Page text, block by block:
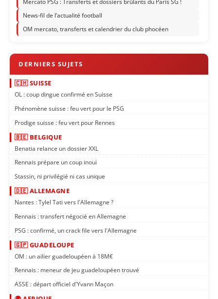
Mercato PSG : Transferts et dossiers brûlants du Paris SG !
News-fil de l’actualité football
OM mercato, transferts et calendrier du club phocéen
🇨🇭 SUISSE
OL : coup dingue confirmé en Suisse
Phénomène suisse : feu vert pour le PSG
Prodige suisse : feu vert pour Rennes
🇧🇪 BELGIQUE
Benatia relance un dossier XXL
Rennais prépare un coup inouï
Stassin, ni privilégié ni cas unique
🇩🇪 ALLEMAGNE
Nantes : Tylel Tati vers l'Allemagne ?
Rennais : transfert négocié en Allemagne
PSG : confirmé, un crack file vers l'Allemagne
🇬🇵 GUADELOUPE
OM : un ailier guadeloupéen à 18M€
Rennais : meneur de jeu guadeloupéen trouvé
ASSE : départ officiel d'Yvann Maçon